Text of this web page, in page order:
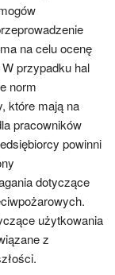
na celu ocenę
przypadku hal
norm
które mają na
pracowników
powinni
dotyczące
użytkowania
z